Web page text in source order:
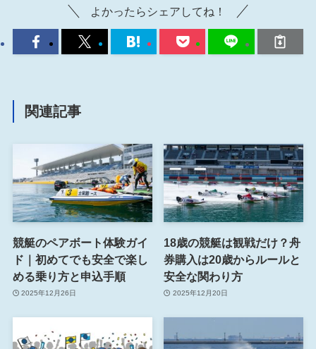
よかったらシェアしてね！
関連記事
競艇のペアボート体験ガイ
ド｜初めてでも安全で楽し
める乗り方と申込手順
2025年12月26日
18歳の競艇は観戦だけ？舟
券購入は20歳からルールと
安全な関わり方
2025年12月20日